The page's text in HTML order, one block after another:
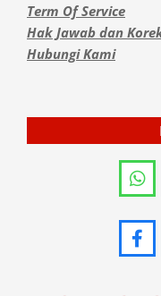
Term Of Service
Hak Jawab dan
Hubungi Kami